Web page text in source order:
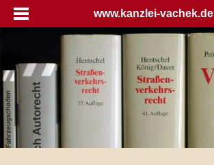
www.kanzlei-vachek.de